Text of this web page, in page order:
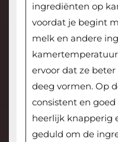
ingrediënten op
voordat je begint
melk en andere
ervoor dat ze
deeg vormen. Op
consistent en
heerlijk knapperig
geduld om de